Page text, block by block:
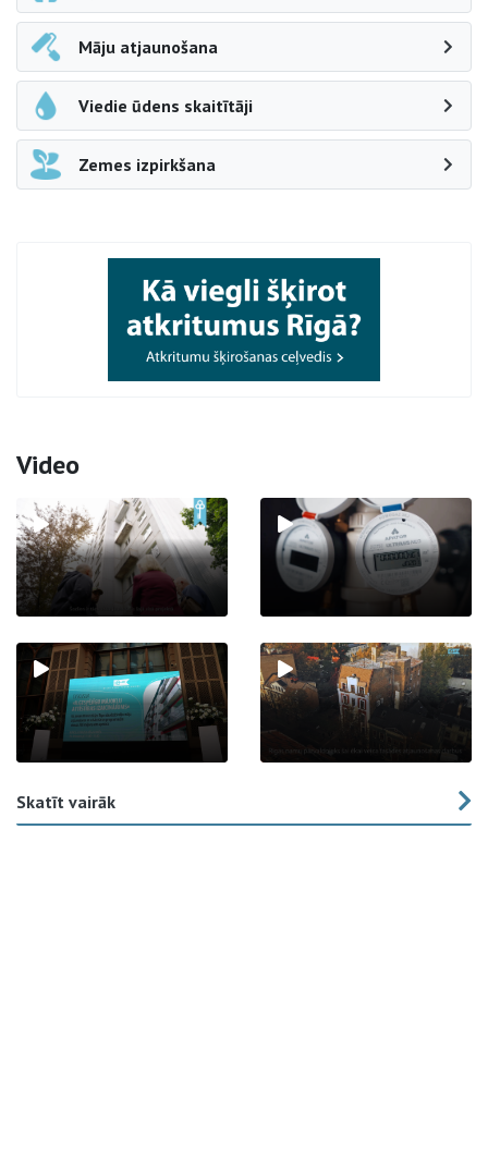
Māju atjaunošana
Viedie ūdens skaitītāji
Zemes izpirkšana
Video
Skatīt vairāk